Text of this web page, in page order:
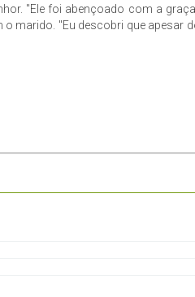
"Ele foi abençoado com a
marido. "Eu descobri que